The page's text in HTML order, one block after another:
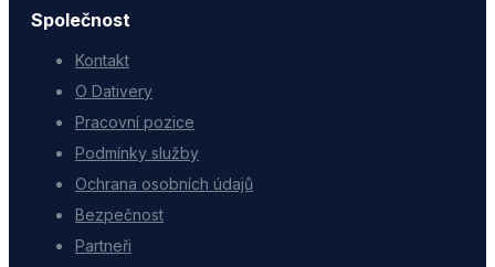
Společnost
Kontakt
O Dativery
Pracovní pozice
Podmínky služby
Ochrana osobních údajů
Bezpečnost
Partneři